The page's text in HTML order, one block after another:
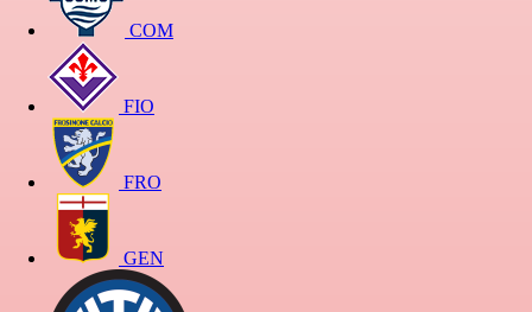
COM
FIO
FRO
GEN